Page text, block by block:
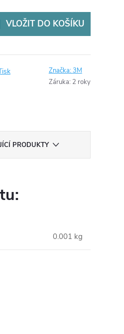
VLOŽIT DO KOŠÍKU
Značka:3M
Záruka: 2 roky
PRODUKTY
0.001 kg